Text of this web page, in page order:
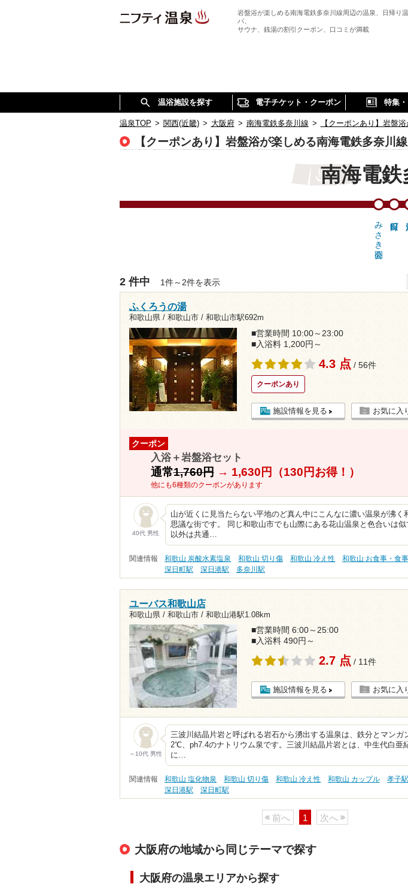
岩盤浴が楽しめる南海電鉄多奈川線周辺の温泉、日帰り
パ、
サウナ、銭湯の割引クーポン、口コミが満載
温浴施設を探す 電子チケット・クーポン 特集
温泉TOP > 関西(近畿) > 大阪府 > 南海電鉄多奈川線 > 【クーポンあり】岩盤
【クーポンあり】岩盤浴が楽しめる南海電鉄多奈川
南海電鉄
みさき公園
2 件中 1件～2件を表示
ふくろうの湯
和歌山県 / 和歌山市 / 和歌山市駅692m
■営業時間 10:00～23:00
■入浴料 1,200円～
4.3 点 / 56件
クーポンあり
施設情報を見る お気に入
クーポン
入浴＋岩盤浴セット
通常1,760円→ 1,630円（130円お得！）
他にも6種類のクーポンがあります
40代 男性
山が近くに見当たらない平地のど真ん中にこんなに濃い温泉が沸く
思議な街です。 同じ和歌山市でも山際にある花山温泉と色合いは
以外は共通…
関連情報 和歌山 炭酸水素塩泉 和歌山 切り傷 和歌山 冷え性 和歌山 お食事・食
深日町駅
深日港駅 多奈川駅
ユーバス和歌山店
和歌山県 / 和歌山市 / 和歌山港駅1.08km
■営業時間 6:00～25:00
■入浴料 490円～
2.7 点 / 11件
施設情報を見る お気に入
～10代 男性
三波川結晶片岩と呼ばれる岩石から湧出する温泉は、鉄分とマンガ
2℃、ph7.4のナトリウム泉です。三波川結晶片岩とは、中生代白亜
に…
関連情報 和歌山 塩化物泉 和歌山 切り傷 和歌山 冷え性 和歌山 カップル 孝子駅
深日港駅
深日町駅
前へ 1 次へ
大阪府の地域から同じテーマで探す
大阪府の温泉エリアから探す